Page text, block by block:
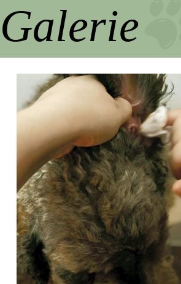
Galerie